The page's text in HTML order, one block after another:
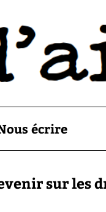
écrire
sur les